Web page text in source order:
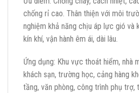
chống rỉ cao. Thân thiện với môi
nghiệm khả năng chịu áp lực gió và
kín khí, vận hành êm ái, dài lâu.
Ứng dụng: Khu vực thoát hiểm, nhà
khách sạn, trường học, cảng hàng
tầng, văn phòng, công trình phụ trợ,